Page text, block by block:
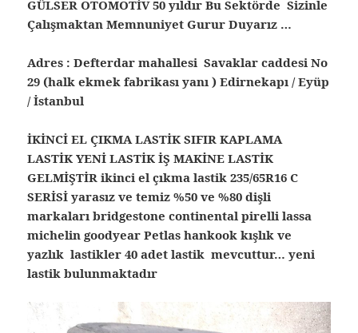
GÜLSER OTOMOTİV 50 yıldır Bu Sektörde Sizinle
Çalışmaktan Memnuniyet Gurur Duyarız …
Adres : Defterdar mahallesi Savaklar caddesi No
29 (halk ekmek fabrikası yanı ) Edirnekapı / Eyüp
/ İstanbul
İKİNCİ EL ÇIKMA LASTİK SIFIR KAPLAMA
LASTİK YENİ LASTİK İŞ MAKİNE LASTİK
GELMİŞTİR ikinci el çıkma lastik 235/65R16 C
SERİSİ yarasız ve temiz %50 ve %80 dişli
markaları bridgestone continental pirelli lassa
michelin goodyear Petlas hankook kışlık ve
yazlık lastikler 40 adet lastik mevcuttur… yeni
lastik bulunmaktadır